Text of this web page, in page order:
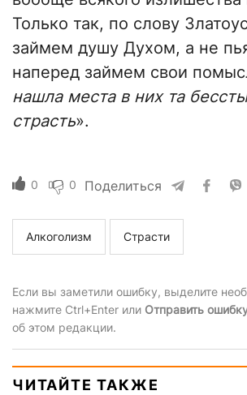
Только так, по слову
займем душу Духом, а не
наперед займем свои
нашла места в них та
страсть».
0 0 Поделиться
Алкоголизм Страсти
Если вы заметили ошибку, выделите
нажмите Ctrl+Enter или Отправить
об этом редакции.
ЧИТАЙТЕ ТАКЖЕ